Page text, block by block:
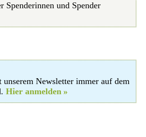
Spenderinnen und Spender
Newsletter immer auf dem
Hier anmelden